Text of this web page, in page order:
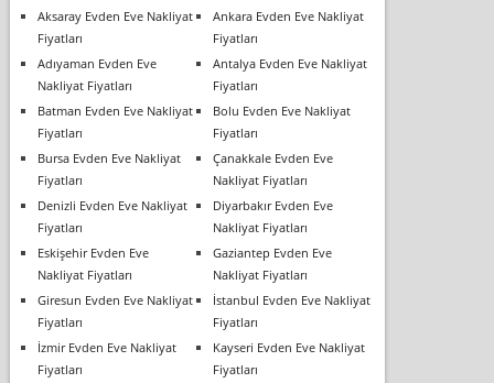
Aksaray Evden Eve Nakliyat
Fiyatları
Ankara Evden Eve Nakliyat
Fiyatları
Adıyaman Evden Eve
Nakliyat Fiyatları
Antalya Evden Eve Nakliyat
Fiyatları
Batman Evden Eve Nakliyat
Fiyatları
Bolu Evden Eve Nakliyat
Fiyatları
Bursa Evden Eve Nakliyat
Fiyatları
Çanakkale Evden Eve
Nakliyat Fiyatları
Denizli Evden Eve Nakliyat
Fiyatları
Diyarbakır Evden Eve
Nakliyat Fiyatları
Eskişehir Evden Eve
Nakliyat Fiyatları
Gaziantep Evden Eve
Nakliyat Fiyatları
Giresun Evden Eve Nakliyat
Fiyatları
İstanbul Evden Eve Nakliyat
Fiyatları
İzmir Evden Eve Nakliyat
Fiyatları
Kayseri Evden Eve Nakliyat
Fiyatları